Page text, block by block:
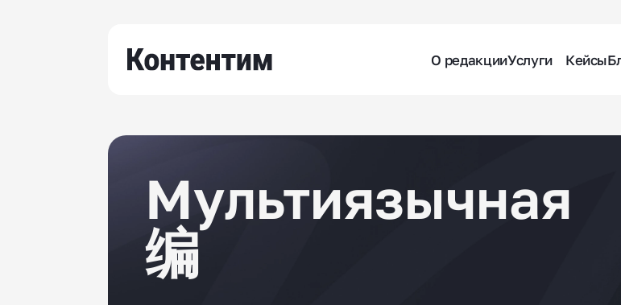
О редакцииУслуги Кейсы
Мультиязычная
编辑团队